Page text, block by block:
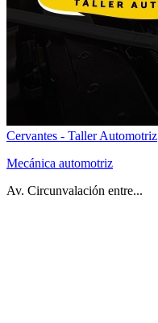
Cervantes - Taller Automotriz
Mecánica automotriz
Av. Circunvalación entre...